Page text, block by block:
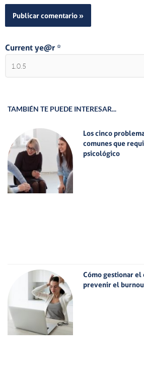
Current ye@r *
TAMBIÉN TE PUEDE INTERESAR...
Los cinco
comunes que
psicológico
Cómo gestionar
prevenir el